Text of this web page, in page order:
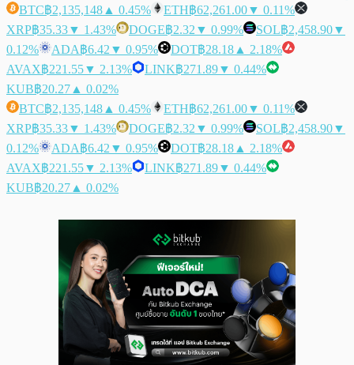
BTC฿2,135,148 ▲ 0.45% ETH฿62,261.00▼ 0.11%
XRP฿35.33▼ 1.43% DOGE฿2.32 ▼ 0.99% SOL฿2,458.90▼
0.12%
ADA฿6.42 ▼ 0.95% DOT฿28.18 ▲ 2.18%
AVAX฿221.55▼ 2.13% LINK฿271.89▼ 0.44%
KUB฿20.27 ▲ 0.02%
BTC฿2,135,148 ▲ 0.45% ETH฿62,261.00▼ 0.11%
XRP฿35.33▼ 1.43% DOGE฿2.32 ▼ 0.99% SOL฿2,458.90▼
0.12%
ADA฿6.42 ▼ 0.95% DOT฿28.18 ▲ 2.18%
AVAX฿221.55▼ 2.13% LINK฿271.89▼ 0.44%
KUB฿20.27 ▲ 0.02%